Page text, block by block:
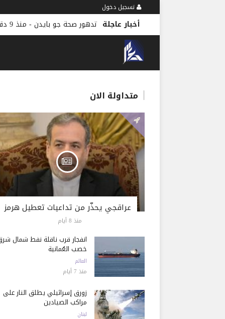
تسجيل دخول
أخبار عاجلة تدهور صحة جو بايدن- منذ 9 دقائق
متداولة الان
عراقجي يحذّر من تداعيات تعطيل هرمز
منذ 8 أيام
انفجار قرب ناقلة نفط شمال
خصب العُمانية
العالم
منذ 7 أيام
زورق إسرائيلي يطلق النار على
مراكب الصيادين
لبنان